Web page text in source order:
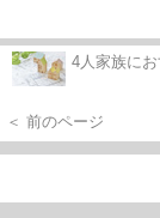
4人家族に
＜ 前のページ